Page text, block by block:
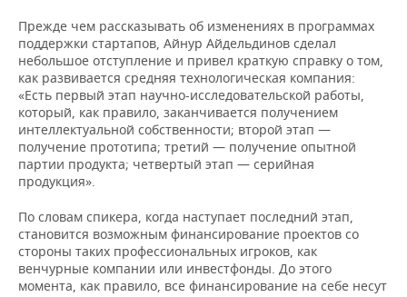
Прежде чем рассказывать об изменениях в программах
поддержки стартапов, Айнур Айдельдинов сделал
небольшое отступление и привел краткую справку о том,
как развивается средняя технологическая компания:
«Есть первый этап научно-исследовательской работы,
который, как правило, заканчивается получением
интеллектуальной собственности; второй этап —
получение прототипа; третий — получение опытной
партии продукта; четвертый этап — серийная
продукция».
По словам спикера, когда наступает последний этап,
становится возможным финансирование проектов со
стороны таких профессиональных игроков, как
венчурные компании или инвестфонды. До этого
момента, как правило, все финансирование на себе несут